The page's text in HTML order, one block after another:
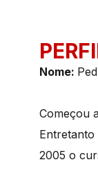
Nome:
Começou
2005 o